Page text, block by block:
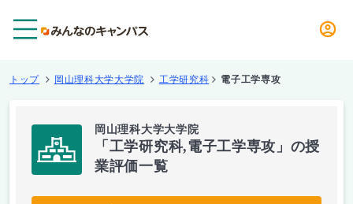
トップ 岡山理科大学大学院 工学研究科 電子工学専攻
岡山理科大学大学院
「工学研究科,電子工学専攻」の授
業評価一覧